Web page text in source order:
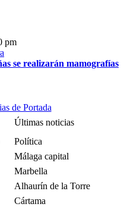
pm
se realizarán mamografías
de Portada
Últimas noticias
Política
Málaga capital
Marbella
Alhaurín de la Torre
Cártama